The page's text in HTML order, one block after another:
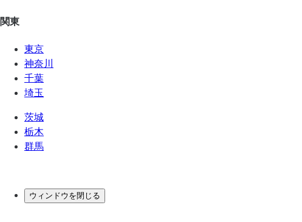
関東
東京
神奈川
千葉
埼玉
茨城
栃木
群馬
ウィンドウを閉じる